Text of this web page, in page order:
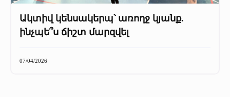
Ակտիվ կենսակերպ՝ առողջ կյանք.
ինչպե՞ս ճիշտ մարզվել
07/04/2026